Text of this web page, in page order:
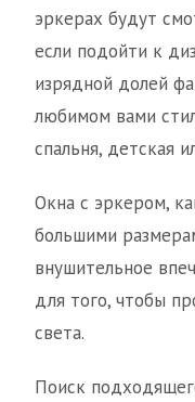
эркерах будут
если подойти к
изрядной долей
любимом вами
спальня, детская
Окна с эркером,
большими
внушительное
для того, чтобы
света.
Поиск